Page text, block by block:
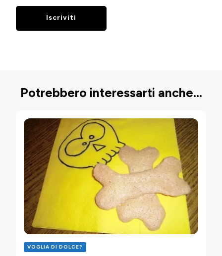
Potrebbero interessarti anche...
VOGLIA DI DOLCE?